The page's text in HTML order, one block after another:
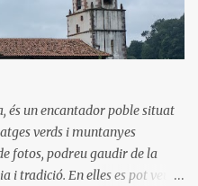
és un encantador poble situat
verds i muntanyes
fotos, podreu gaudir de la
i tradició. En elles es pot veure